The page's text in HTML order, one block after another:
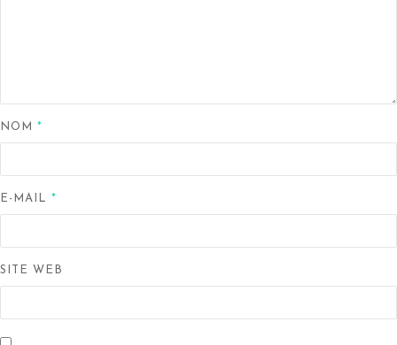
NOM *
E-MAIL *
SITE WEB